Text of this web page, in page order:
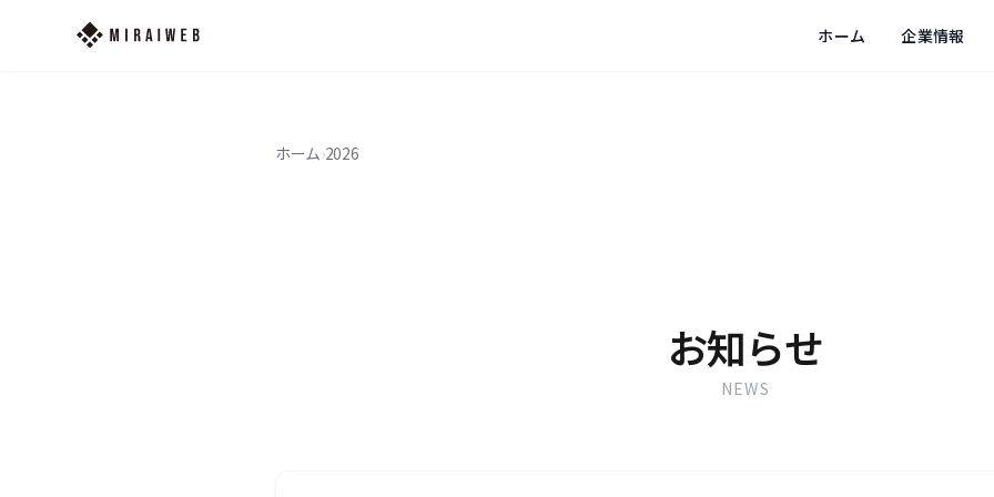
ホーム 企業情報
ホーム›2026
お知らせ
NEWS